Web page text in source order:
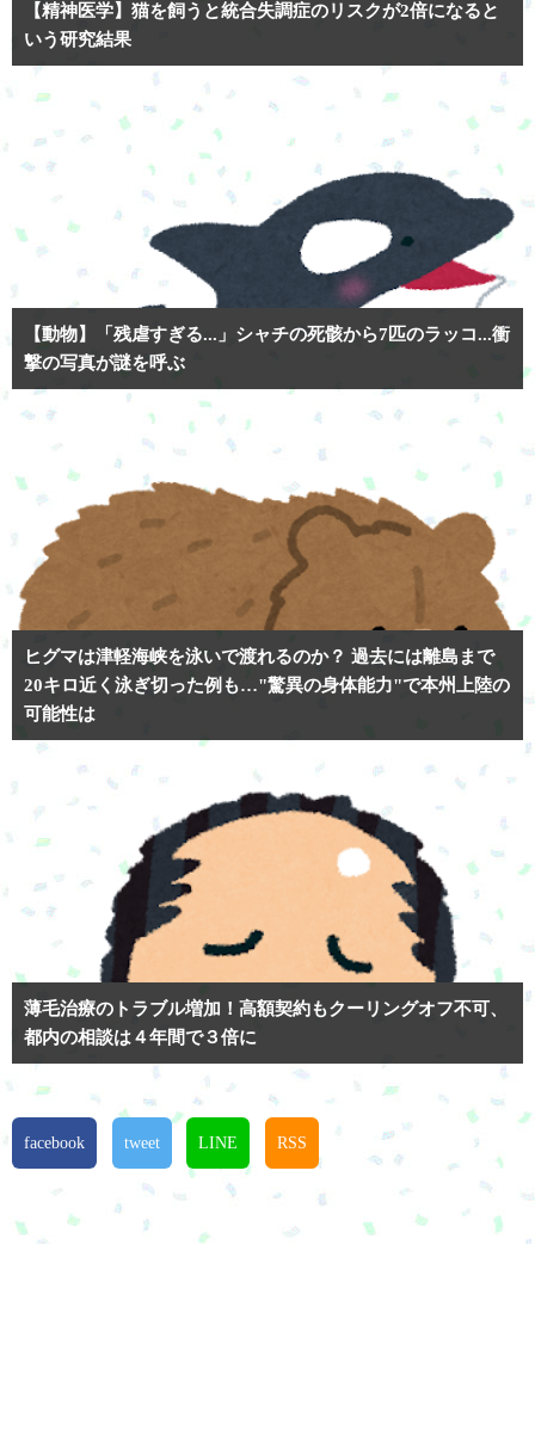
【精神医学】猫を飼うと統合失調症のリスクが2倍になると
いう研究結果
【動物】「残虐すぎる...」シャチの死骸から7匹のラッコ...衝
撃の写真が謎を呼ぶ
ヒグマは津軽海峡を泳いで渡れるのか？ 過去には離島まで
20キロ近く泳ぎ切った例も…"驚異の身体能力"で本州上陸の
可能性は
薄毛治療のトラブル増加！高額契約もクーリングオフ不可、
都内の相談は４年間で３倍に
facebook tweet LINE RSS